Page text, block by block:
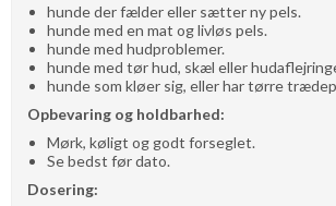
hunde der fælder eller sætter ny pels.
hunde med en mat og livløs pels.
hunde med hudproblemer.
hunde med tør hud, skæl eller
hunde som kløer sig, eller har tørre
Opbevaring og holdbarhed:
Mørk, køligt og godt forseglet.
Se bedst før dato.
Dosering: